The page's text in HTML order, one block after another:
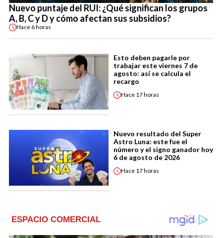
Nuevo puntaje del RUI: ¿Qué significan los grupos
A, B, C y D y cómo afectan sus subsidios?
Hace 6 horas
Esto deben pagarle por
trabajar este viernes 7 de
agosto: así se calcula el
recargo
Hace 17 horas
Nuevo resultado del Super
Astro Luna: este fue el
número y el signo ganador hoy
6 de agosto de 2026
Hace 17 horas